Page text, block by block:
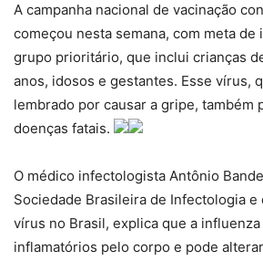
A campanha nacional de vacinação
começou nesta semana, com meta de
grupo prioritário, que inclui crianças
anos, idosos e gestantes. Esse vírus,
lembrado por causar a gripe, também
doenças fatais.
O médico infectologista Antônio
Sociedade Brasileira de Infectologia
vírus no Brasil, explica que a
inflamatórios pelo corpo e pode